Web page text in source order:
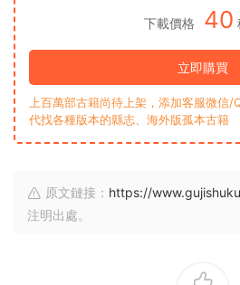
下載價格 40
立即購買
上百萬部古籍尚待上架，添加客服微
代找各種版本的縣志、海外版孤本古籍
原文鏈接： https://
注明出處。